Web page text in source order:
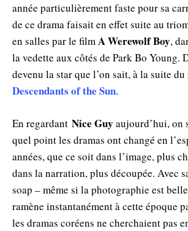
année particulièrement faste pour sa
de ce drama faisait en effet suite au
en salles par le filmA Werewolf Boy,
la vedette aux côtés de Park Bo Young.
devenu la star que l’on sait, à la suite
Descendants of the Sun.
En regardant Nice Guy aujourd’hui, on
quel point les dramas ont changé en
années, que ce soit dans l’image, plus
dans la narration, plus découpée. Avec
soap – même si la photographie est
ramène instantanément à cette époque
les dramas coréens ne cherchaient pas